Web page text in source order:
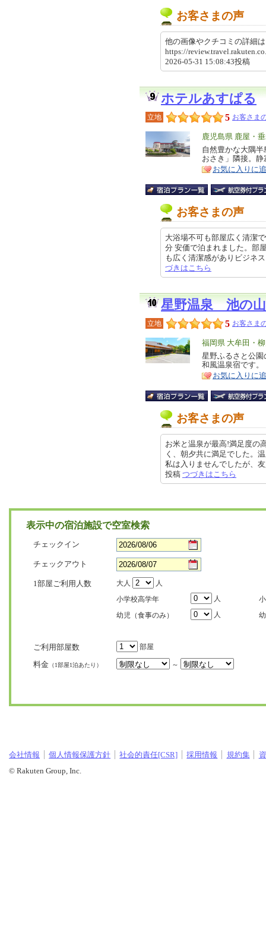
お客さまの声
他の画像やクチコミの詳細
https://
2026-05-31 15:08:43投稿
ホテルあすぱる
立地 5 お客さま
エ
リ
ア
鹿児島県 鹿屋・
特
徴
自然豊かな大隅
おさき」隣接。
お気に入りに
お客さまの声
大浴場不可も部屋広く清潔
分 安価で泊まれました。部
も広く清潔感がありビジネ
づきはこちら
星野温泉 池の
立地 5 お客さま
エ
リ
ア
福岡県 大牟田・
特
徴
星野ふるさと公
和風温泉宿です。
お気に入りに
お客さまの声
お米と温泉が最高!満足度の
く、朝夕共に満足でした。
私は入りませんでしたが、
投稿 つづきはこちら
表示中の宿泊施設で空室検索
チェックイン
チェックアウト
1部屋ご利用人数 大人
人
小学校高学年
人
幼児（食事のみ）
人
ご利用部屋数 部屋
料金 （1部屋1泊あたり） ～
会社情報 個人情報保護方針 社会的責任[CSR] 採用情報 規約集
© Rakuten Group, Inc.